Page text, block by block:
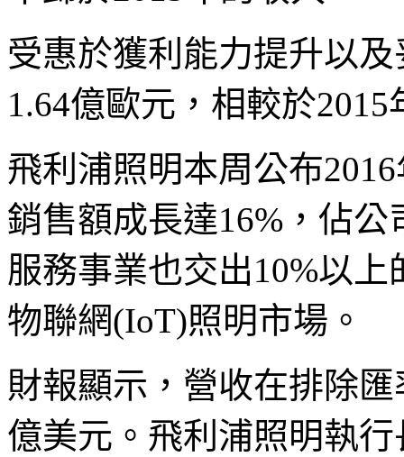
受惠於獲利能力提升以
1.64億歐元，相較於2015
飛利浦照明本周公布2016
銷售額成長達16% ，佔
服務事業也交出10%以上
物聯網(IoT)照明市場。
財報顯示，營收在排除
億美元。飛利浦照明執